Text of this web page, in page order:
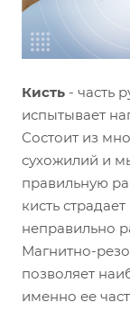
Кисть - часть
испытывает
Состоит из
сухожилий и
правильную
кисть
неправильно
Магнитно-
позволяет
именно ее